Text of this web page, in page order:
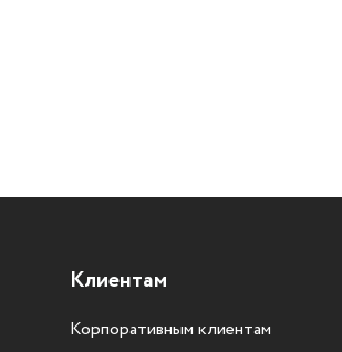
Клиентам
Корпоративным клиентам